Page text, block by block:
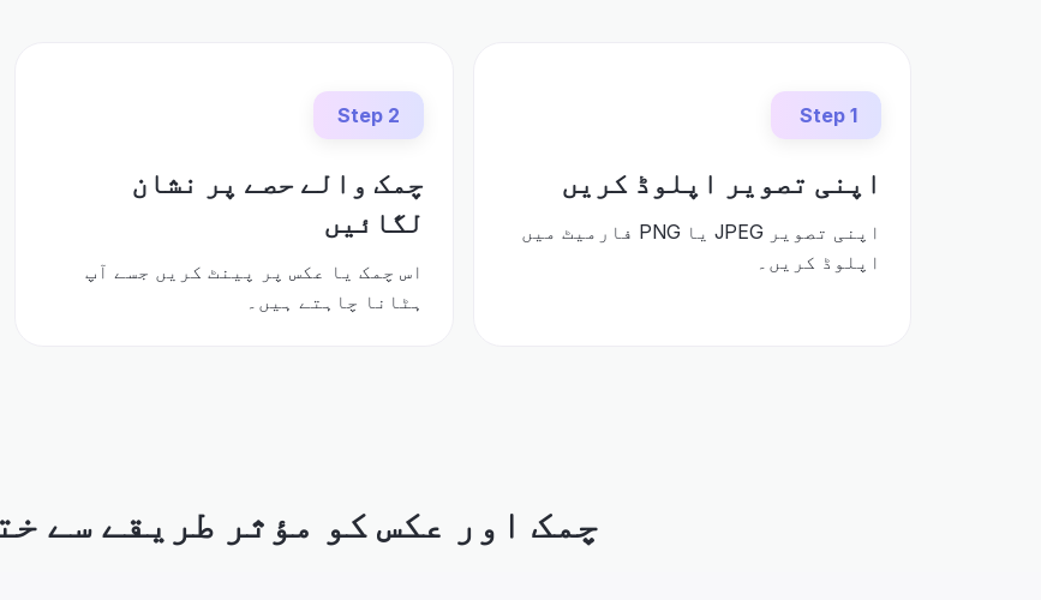
Step 1
اپنی تصویر اپلوڈ کریں
اپنی تصویر JPEG یا PNG فارمیٹ میں
اپلوڈ کریں۔
Step 2
چمک والے حصے پر نشان
لگائیں
اس چمک یا عکس پر پینٹ کریں جسے آپ
ہٹانا چاہتے ہیں۔
چمک اور عکس کو مؤثر طریقے سے